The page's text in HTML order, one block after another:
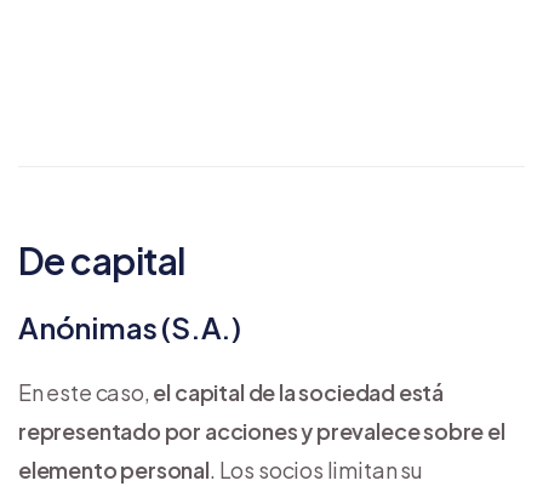
De capital
Anónimas (S.A.)
En este caso, el capital de la sociedad está
representado por acciones y prevalece sobre el
elemento personal. Los socios limitan su